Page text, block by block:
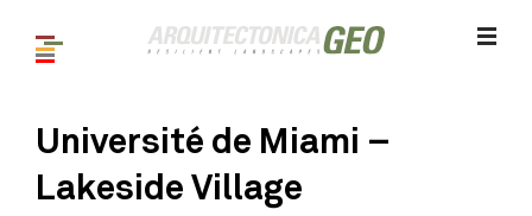
Université de Miami –
Lakeside Village